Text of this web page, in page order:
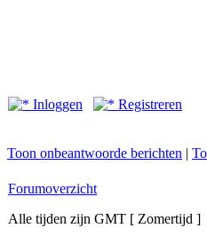
Inloggen
Registreren
Toon onbeantwoorde berichten |
Forumoverzicht
Alle tijden zijn GMT [ Zomertijd ]